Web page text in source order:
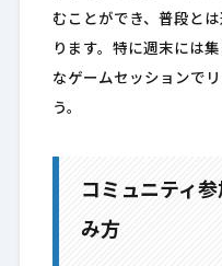
むことができ、普段と
ります。特に週末には
なゲームセッションで
う。
コミュニティ
み方